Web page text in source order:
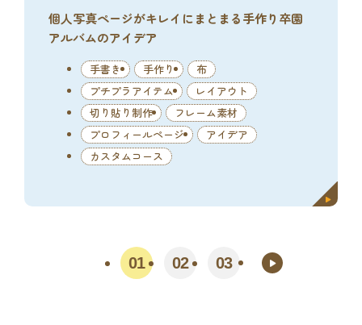
個人写真ページがキレイにまとまる手作り卒園
アルバムのアイデア
手書き 手作り
布
プチプラアイテム
レイアウト
切り貼り制作
フレーム素材
プロフィールページ
アイデア
カスタムコース
01 02 03